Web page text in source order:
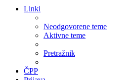
Linki
Neodgovorene teme
Aktivne teme
Pretražnik
ČPP